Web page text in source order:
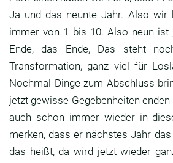
Ja und das neunte Jahr. Also wir
immer von 1 bis 10. Also neun ist
Ende, das Ende, Das steht
Transformation, ganz viel für
Nochmal Dinge zum Abschluss
jetzt gewisse Gegebenheiten enden
auch schon immer wieder in
merken, dass er nächstesJahr
das heißt, da wird jetzt wieder